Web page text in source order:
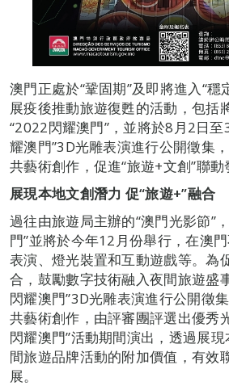
澳門正處於“鞏固期”及即將進入“穩
展疫後推動旅遊復甦的活動，包括
“2022閃耀澳門”，並將於8月2日
耀澳門”3D光雕表演進行公開徵集
共藝術創作，促進“旅遊+文創”聯動
展現本地文創潛力 促“旅遊+”融合
過往由旅遊局主辦的“澳門光影節”
門”並將於今年12月份舉行，在澳
表演、燈光裝置和互動遊戲等。為
合，鼓勵數字技術融入夜間旅遊盛
閃耀澳門”3D光雕表演進行公開徵
共藝術創作，由評審團評選出優秀
閃耀澳門”活動期間演出，透過展
間旅遊品牌活動的附加價值，有效
展。